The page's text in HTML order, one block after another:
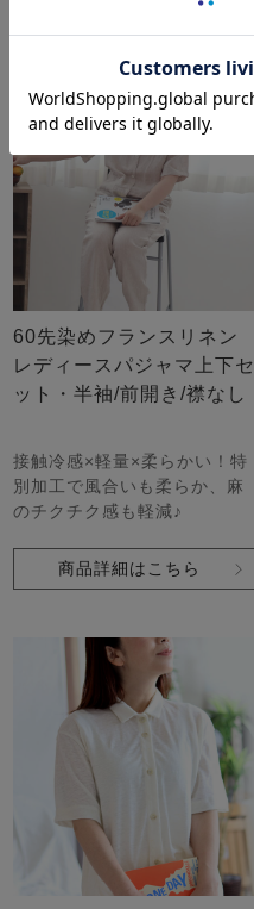
60先染めフランスリネン
レディースパジャマ上下セ
ット・半袖/前開き/襟なし
接触冷感×軽量×柔らかい！特
別加工で風合いも柔らか、麻
のチクチク感も軽減♪
商品詳細はこちら